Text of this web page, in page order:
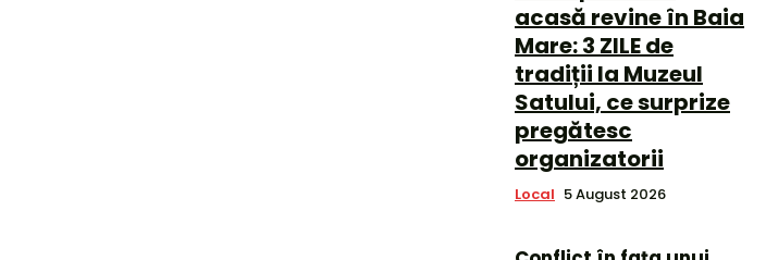
acasă revine în Baia
Mare: 3 ZILE de
tradiții la Muzeul
Satului, ce surprize
pregătesc
organizatorii
Local 5 August 2026